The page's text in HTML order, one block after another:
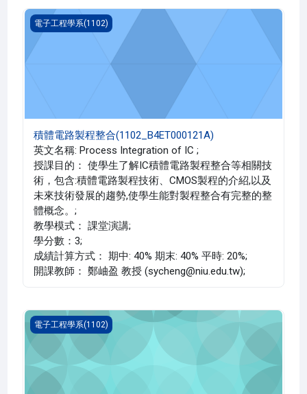
積體電路製程整合(1102_B4ET000121A)
電子工程學系(1102)
積體電路製程整合(1102_B4ET000121A)
英文名稱: Process Integration of IC ;
授課目的： 使學生了解IC積體電路製程整合等相關技
術，包含:積體電路製程技術、CMOS製程的介紹,以及
未來技術發展的趨勢,使學生能對製程整合有完整的整
體概念。;
教學模式： 課堂演講;
學分數：3;
成績計算方式： 期中: 40% 期末: 40% 平時: 20%;
開課教師： 鄭岫盈 教授 (sycheng@niu.edu.tw);
積體電路設計導論(1102_B4ET000119A)
電子工程學系(1102)